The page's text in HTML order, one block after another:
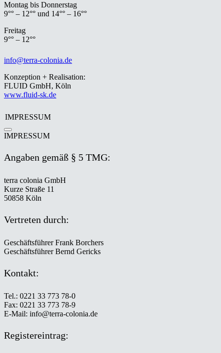
Montag bis Donnerstag
9°° – 12°° und 14°° – 16°°
Freitag
9°° – 12°°
info@terra-colonia.de
Konzeption + Realisation:
FLUID GmbH, Köln
www.fluid-sk.de
IMPRESSUM
IMPRESSUM
Angaben gemäß § 5 TMG:
terra colonia GmbH
Kurze Straße 11
50858 Köln
Vertreten durch:
Geschäftsführer Frank Borchers
Geschäftsführer Bernd Gericks
Kontakt:
Tel.: 0221 33 773 78-0
Fax: 0221 33 773 78-9
E-Mail: info@terra-colonia.de
Registereintrag: